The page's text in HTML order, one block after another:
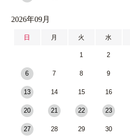
2026年09月
日 月 火 水
1 2
6 7 8 9
13 14 15 16
20 21 22 23
27 28 29 30